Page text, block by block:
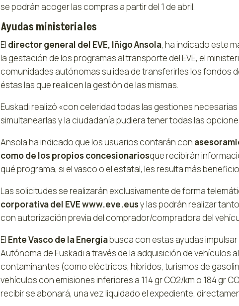
se podrán acoger las compras a partir del 1 de abril.
Ayudas ministeriales
El director general del EVE, Iñigo Ansola, ha indicado este
la gestación de los programas al transporte del EVE, el
comunidades autónomas su idea de transferirles los fondos
éstas las que realicen la gestión de las mismas.
Euskadi realizó «con celeridad todas las gestiones
simultanearlas y la ciudadanía pudiera tener todas las
Ansola ha indicado que los usuarios contarán con
como de los propios concesionariosque recibirán
qué programa, si el vasco o el estatal, les resulta más
Las solicitudes se realizarán exclusivamente de forma
corporativa del EVE www.eve.eusy las podrán realizar
con autorización previa del comprador/compradora del
El Ente Vasco de la Energíabusca con estas ayudas
Autónoma de Euskadi a través de la adquisición de vehículos
contaminantes (como eléctricos, híbridos, turismos de
vehículos con emisiones inferiores a 114 gr CO2/km o 184 gr
recibir se abonará, una vez liquidado el expediente,